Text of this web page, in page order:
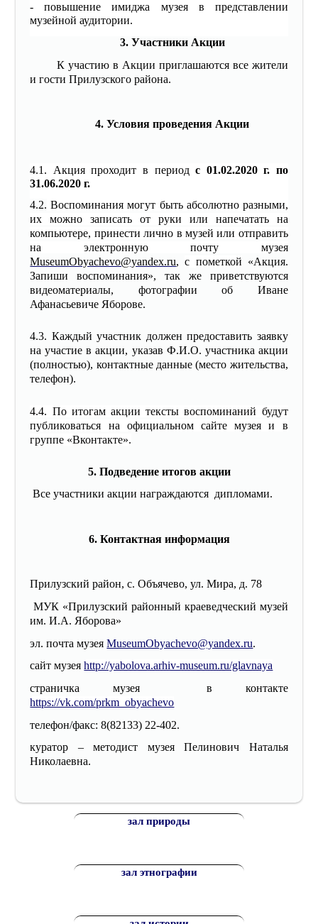
- повышение имиджа музея в представлении
музейной аудитории.
3. Участники Акции
К участию в Акции приглашаются все жители
и гости Прилузского района.
4. Условия проведения Акции
4.1. Акция проходит в периодс 01.02.2020 г. по
31.06.2020 г.
4.2. Воспоминания могут быть абсолютно разными,
их можно записать от руки или напечатать на
компьютере, принести лично в музей или отправить
на электронную почту музея
MuseumObyachevo@yandex.ru,с пометкой «Акция.
Запиши воспоминания», так же приветствуются
видеоматериалы, фотографии об Иване
Афанасьевиче Яборове.
4.3. Каждый участник должен предоставить заявку
на участие в акции, указав Ф.И.О. участника акции
(полностью), контактные данные (место жительства,
телефон).
4.4. По итогам акции тексты воспоминаний будут
публиковаться на официальном сайте музея и в
группе «Вконтакте».
5. Подведение итогов акции
Все участники акции награждаются дипломами.
6. Контактная информация
Прилузский район, с. Объячево, ул. Мира, д. 78
МУК «Прилузский районный краеведческий музей
им. И.А. Яборова»
эл. почта музеяMuseumObyachevo@yandex.ru.
сайт музеяhttp://yabolova.arhiv-museum.ru/glavnaya
страничка музея в контакте
https://vk.com/prkm_obyachevo
телефон/факс: 8(82133) 22-402.
куратор – методист музея Пелинович Наталья
Николаевна.
зал природы
зал этнографии